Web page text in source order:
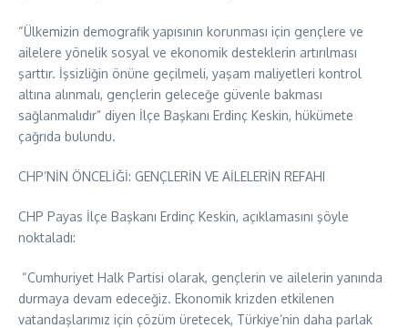
“Ülkemizin demografik yapısının korunması için gençlere ve
ailelere yönelik sosyal ve ekonomik desteklerin artırılması
şarttır. İşsizliğin önüne geçilmeli, yaşam maliyetleri kontrol
altına alınmalı, gençlerin geleceğe güvenle bakması
sağlanmalıdır” diyen İlçe Başkanı Erdinç Keskin, hükümete
çağrıda bulundu.
CHP’NİN ÖNCELİĞİ: GENÇLERİN VE AİLELERİN REFAHI
CHP Payas İlçe Başkanı Erdinç Keskin, açıklamasını şöyle
noktaladı:
“Cumhuriyet Halk Partisi olarak, gençlerin ve ailelerin yanında
durmaya devam edeceğiz. Ekonomik krizden etkilenen
vatandaşlarımız için çözüm üretecek, Türkiye’nin daha parlak